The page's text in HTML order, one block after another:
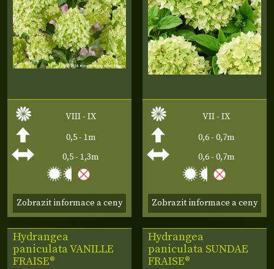
VIII - IX
0,5 - 1m
0,5 - 1,3m
Zobrazit informace a ceny
VII - IX
0,6 - 0,7m
0,6 - 0,7m
Zobrazit informace a ceny
Hydrangea
paniculataVANILLE
FRAISE®
Hydrangea
paniculata SUNDAE
FRAISE®